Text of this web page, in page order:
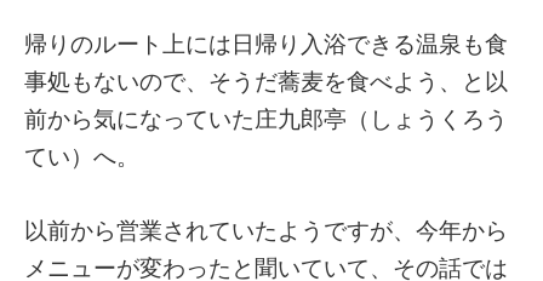
帰りのルート上には日帰り入浴できる温泉も食
事処もないので、そうだ蕎麦を食べよう、と以
前から気になっていた庄九郎亭（しょうくろう
てい）へ。
以前から営業されていたようですが、今年から
メニューが変わったと聞いていて、その話では